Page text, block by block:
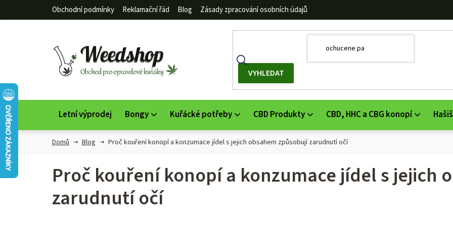
Obchodní podmínky Reklamační řád Blog Zásady zpracování osobních údajů
Letní výprodej Bongy Kuřácké potřeby CBD Produkty CBD, HHC a CBG konopí Hašiš
Domů Blog Proč kouření konopí a konzumace jídel s jejich obsahem způsobují zarudnutí očí
Proč kouření konopí a konzumace jídel s jejich
zarudnutí očí